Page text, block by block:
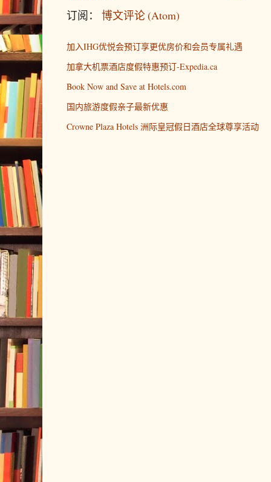
订阅： 博文评论 (Atom)
加入IHG优悦会预订享更优房价和会员专属礼遇
加拿大机票酒店度假特惠预订-Expedia.ca
Book Now and Save at Hotels.com
国内旅游度假亲子最新优惠
Crowne Plaza Hotels 洲际皇冠假日酒店全球尊享活动